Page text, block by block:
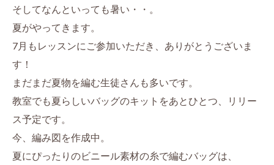
そしてなんといっても暑い・・。
夏がやってきます。
7月もレッスンにご参加いただき、ありがとうございま
す！
まだまだ夏物を編む生徒さんも多いです。
教室でも夏らしいバッグのキットをあとひとつ、リリー
ス予定です。
今、編み図を作成中。
夏にぴったりのビニール素材の糸で編むバッグは、